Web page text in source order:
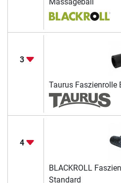
3
Taurus Faszienrolle
4
BLACKROLL
Standard